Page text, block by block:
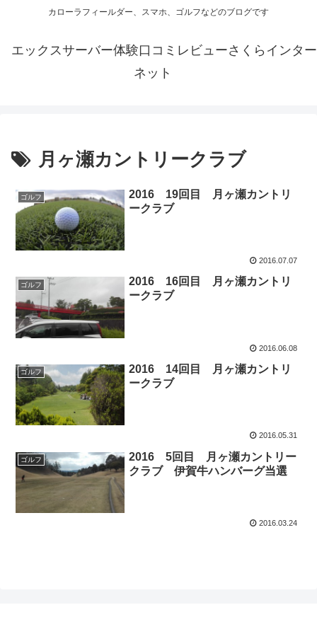
カローラフィールダー、スマホ、ゴルフなどのブログです
エックスサーバー体験口コミレビューさくらインター
ネット
月ヶ瀬カントリークラブ
ゴルフ
2016 19回目 月ヶ瀬カントリ
ークラブ
2016.07.07
ゴルフ
2016 16回目 月ヶ瀬カントリ
ークラブ
2016.06.08
ゴルフ
2016 14回目 月ヶ瀬カントリ
ークラブ
2016.05.31
ゴルフ
2016 5回目 月ヶ瀬カントリー
クラブ 伊賀牛ハンバーグ当選
2016.03.24